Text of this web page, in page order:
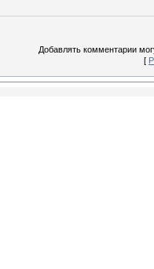
Добавлять комментарии
[